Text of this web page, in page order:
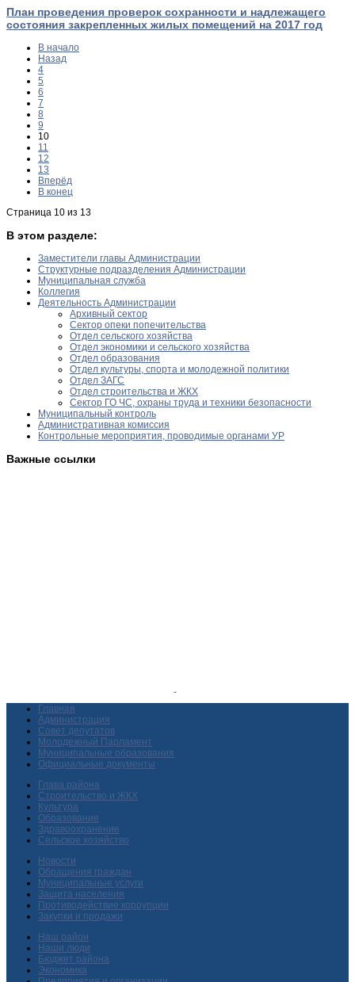
План проведения проверок сохранности и надлежащего
состояния закрепленных жилых помещений на 2017 год
В начало
Назад
4
5
6
7
8
9
10
11
12
13
Вперёд
В конец
Страница 10 из 13
В этом разделе:
Заместители главы Администрации
Структурные подразделения Администрации
Муниципальная служба
Коллегия
Деятельность Администрации
Архивный сектор
Сектор опеки попечительства
Отдел сельского хозяйства
Отдел экономики и сельского хозяйства
Отдел образования
Отдел культуры, спорта и молодежной политики
Отдел ЗАГС
Отдел строительства и ЖКХ
Сектор ГО ЧС, охраны труда и техники безопасности
Муниципальный контроль
Административная комиссия
Контрольные мероприятия, проводимые органами УР
Важные ссылки
Главная
Администрация
Совет депутатов
Молодежный Парламент
Муниципальные образования
Официальные документы
Глава района
Строительство и ЖКХ
Культура
Образование
Здравоохранение
Сельское хозяйство
Новости
Обращения граждан
Муниципальные услуги
Защита населения
Противодействие коррупции
Закупки и продажи
Наш район
Наши люди
Бюджет района
Экономика